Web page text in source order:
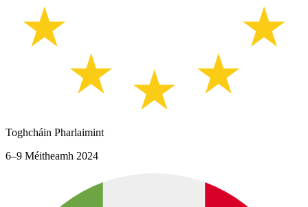
Toghcháin Pharlaimint
6–9 Méitheamh 2024